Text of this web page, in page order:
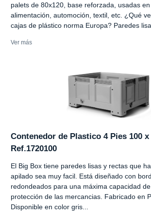
palets de 80x120, base reforzada, usadas
alimentación, automoción, textil, etc. ¿Qué
cajas de plástico norma Europa? Paredes
Ver más
Contenedor de Plastico 4 Pies 100 x
Ref.1720100
El Big Box tiene paredes lisas y rectas que
apilado sea muy facil. Está diseñado con
redondeados para una máxima capacidad
protección de las mercancias. Fabricado en
Disponible en color gris...